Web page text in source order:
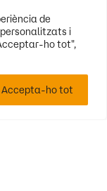
de
i
ho tot",
Accepta-ho tot